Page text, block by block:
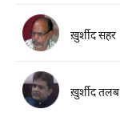
ख़ुर्शीद सहर
ख़ुर्शीद तलब